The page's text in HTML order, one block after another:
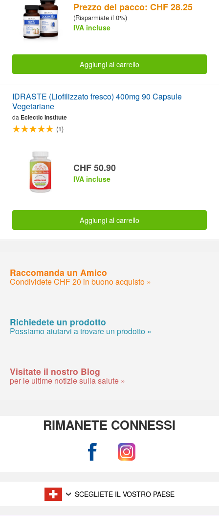
Prezzo del pacco: CHF 28.25
(Risparmiate il 0%)
IVA incluse
Aggiungi al carrello
IDRASTE (Liofilizzato fresco) 400mg 90 Capsule
Vegetariane
da Eclectic Institute
(1)
CHF 50.90
IVA incluse
Aggiungi al carrello
Raccomanda un Amico
Condividete CHF 20 in buono acquisto »
Richiedete un prodotto
Possiamo aiutarvi a trovare un prodotto »
Visitate il nostro Blog
per le ultime notizie sulla salute »
RIMANETE CONNESSI
SCEGLIETE IL VOSTRO PAESE